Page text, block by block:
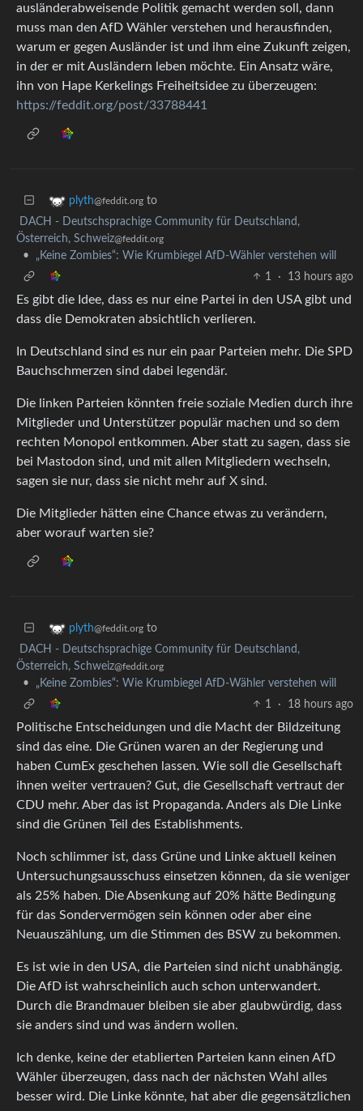
ausländerabweisende Politik gemacht werden soll, dann
muss man den AfD Wähler verstehen und herausfinden,
warum er gegen Ausländer ist und ihm eine Zukunft zeigen,
in der er mit Ausländern leben möchte. Ein Ansatz wäre,
ihn von Hape Kerkelings Freiheitsidee zu überzeugen:
https://feddit.org/post/33788441
plyth@feddit.org to
DACH - Deutschsprachige Community für Deutschland,
Österreich, Schweiz@feddit.org
•
„Keine Zombies“: Wie Krumbiegel AfD-Wähler verstehen will
1
· 13 hours ago
Es gibt die Idee, dass es nur eine Partei in den USA gibt und
dass die Demokraten absichtlich verlieren.
In Deutschland sind es nur ein paar Parteien mehr. Die SPD
Bauchschmerzen sind dabei legendär.
Die linken Parteien könnten freie soziale Medien durch ihre
Mitglieder und Unterstützer populär machen und so dem
rechten Monopol entkommen. Aber statt zu sagen, dass sie
bei Mastodon sind, und mit allen Mitgliedern wechseln,
sagen sie nur, dass sie nicht mehr auf X sind.
Die Mitglieder hätten eine Chance etwas zu verändern,
aber worauf warten sie?
plyth@feddit.org to
DACH - Deutschsprachige Community für Deutschland,
Österreich, Schweiz@feddit.org
•
„Keine Zombies“: Wie Krumbiegel AfD-Wähler verstehen will
1
· 18 hours ago
Politische Entscheidungen und die Macht der Bildzeitung
sind das eine. Die Grünen waren an der Regierung und
haben CumEx geschehen lassen. Wie soll die Gesellschaft
ihnen weiter vertrauen? Gut, die Gesellschaft vertraut der
CDU mehr. Aber das ist Propaganda. Anders als Die Linke
sind die Grünen Teil des Establishments.
Noch schlimmer ist, dass Grüne und Linke aktuell keinen
Untersuchungsausschuss einsetzen können, da sie weniger
als 25% haben. Die Absenkung auf 20% hätte Bedingung
für das Sondervermögen sein können oder aber eine
Neuauszählung, um die Stimmen des BSW zu bekommen.
Es ist wie in den USA, die Parteien sind nicht unabhängig.
Die AfD ist wahrscheinlich auch schon unterwandert.
Durch die Brandmauer bleiben sie aber glaubwürdig, dass
sie anders sind und was ändern wollen.
Ich denke, keine der etablierten Parteien kann einen AfD
Wähler überzeugen, dass nach der nächsten Wahl alles
besser wird. Die Linke könnte, hat aber die gegensätzlichen